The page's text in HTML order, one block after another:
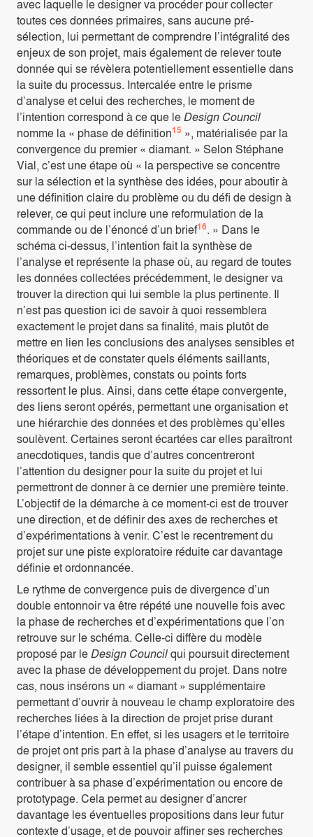
avec laquelle le designer va procéder pour collecter
toutes ces données primaires, sans aucune pré-
sélection, lui permettant de comprendre l’intégralité des
enjeux de son projet, mais également de relever toute
donnée qui se révèlera potentiellement essentielle dans
la suite du processus. Intercalée entre le prisme
d’analyse et celui des recherches, le moment de
l’intention correspond à ce que leDesign Council
nomme la « phase de définition15 », matérialisée par la
convergence du premier « diamant. » Selon Stéphane
Vial, c’est une étape où « la perspective se concentre
sur la sélection et la synthèse des idées, pour aboutir à
une définition claire du problème ou du défi de design à
relever, ce qui peut inclure une reformulation de la
commande ou de l’énoncé d’un brief16. » Dans le
schéma ci-dessus, l’intention fait la synthèse de
l’analyse et représente la phase où, au regard de toutes
les données collectées précédemment, le designer va
trouver la direction qui lui semble la plus pertinente. Il
n’est pas question ici de savoir à quoi ressemblera
exactement le projet dans sa finalité, mais plutôt de
mettre en lien les conclusions des analyses sensibles et
théoriques et de constater quels éléments saillants,
remarques, problèmes, constats ou points forts
ressortent le plus. Ainsi, dans cette étape convergente,
des liens seront opérés, permettant une organisation et
une hiérarchie des données et des problèmes qu’elles
soulèvent. Certaines seront écartées car elles paraîtront
anecdotiques, tandis que d’autres concentreront
l’attention du designer pour la suite du projet et lui
permettront de donner à ce dernier une première teinte.
L’objectif de la démarche à ce moment-ci est de trouver
une direction, et de définir des axes de recherches et
d’expérimentations à venir. C’est le recentrement du
projet sur une piste exploratoire réduite car davantage
définie et ordonnancée.
Le rythme de convergence puis de divergence d’un
double entonnoir va être répété une nouvelle fois avec
la phase de recherches et d’expérimentations que l’on
retrouve sur le schéma. Celle-ci diffère du modèle
proposé par leDesign Councilqui poursuit directement
avec la phase de développement du projet. Dans notre
cas, nous insérons un « diamant » supplémentaire
permettant d’ouvrir à nouveau le champ exploratoire des
recherches liées à la direction de projet prise durant
l’étape d’intention. En effet, si les usagers et le territoire
de projet ont pris part à la phase d’analyse au travers du
designer, il semble essentiel qu’il puisse également
contribuer à sa phase d’expérimentation ou encore de
prototypage. Cela permet au designer d’ancrer
davantage les éventuelles propositions dans leur futur
contexte d’usage, et de pouvoir affiner ses recherches